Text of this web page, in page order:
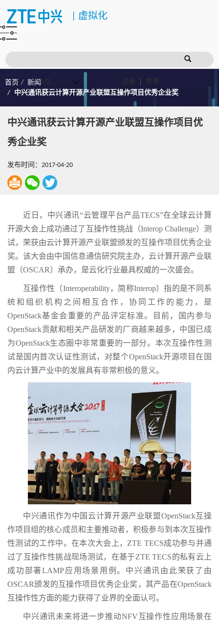
虚拟化
注册 登录
首页
新闻
中兴通讯获云计算开源产业联盟互操作项目优秀企业奖
中兴通讯获云计算开源产业联盟互操作项目优
秀企业奖
发布时间：2017-04-20
近日，中兴通讯“云管理平台产品TECS”在全球云计算
开源大会上成功通过了互操作性挑战（Interop Challenge）测
试，荣获由云计算开源产业联盟颁发的互操作项目优秀企业
奖。该大会由中国信息通信研究院主办，云计算开源产业联
盟（OSCAR）承办，是云化行业最具权威的一次盛会。
互操作性（Interoperability，简称Interop）指的是不同系
统和组织机构之间相互合作，协同工作的能力，是
OpenStack基金会重要的产品评定标准。目前，国内参与
OpenStack贡献和相关产品研发的厂商越来越多，中国已成
为OpenStack生态圈中非常重要的一部分。本次互操作性测
试是国内首次认证性测试，对整个OpenStack开源项目在国
内云计算产业中的发展具有非常积极的意义。
中兴通讯作为中国云计算开源产业联盟OpenStack互操
作项目组的核心成员和主要推动者，积极参与到本次互操作
性测试的工作中。在本次大会上，ZTE TECS成功参与并通
过了互操作性挑战现场测试，在基于ZTE TECS的私有云上
成功部署LAMP应用场景用例。中兴通讯由此荣获了由
OSCAR颁发的互操作项目优秀企业奖，其产品在OpenStack
互操作性方面的能力获得了业界的全面认可。
中兴通讯未来将进一步推动NFV互操作性应用场景在